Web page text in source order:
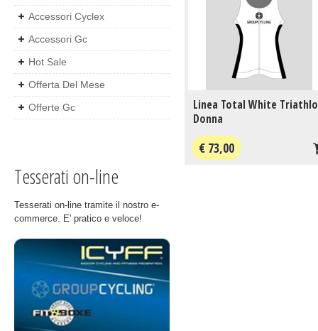
Accessori Cyclex
Accessori Gc
Hot Sale
Offerta Del Mese
Offerte Gc
Tesserati on-line
Tesserati on-line tramite il nostro e-
commerce. E' pratico e veloce!
Linea Total White
Donna
€ 73,00